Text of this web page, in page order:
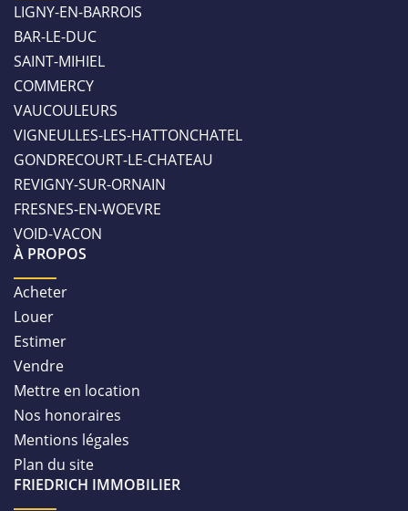
LIGNY-EN-BARROIS
BAR-LE-DUC
SAINT-MIHIEL
COMMERCY
VAUCOULEURS
VIGNEULLES-LES-HATTONCHATEL
GONDRECOURT-LE-CHATEAU
REVIGNY-SUR-ORNAIN
FRESNES-EN-WOEVRE
VOID-VACON
À PROPOS
Acheter
Louer
Estimer
Vendre
Mettre en location
Nos honoraires
Mentions légales
Plan du site
FRIEDRICH IMMOBILIER